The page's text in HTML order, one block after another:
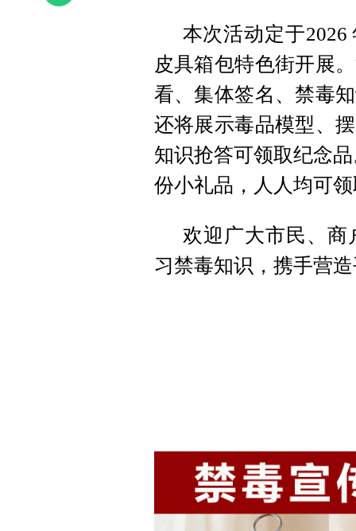
本次活动定于
皮具箱包特色街开展
看、集体签名、禁毒
还将展示毒品模型、
知识抢答可领取纪念
份小礼品，人人均可
欢迎广大市民、商
习禁毒知识，携手营